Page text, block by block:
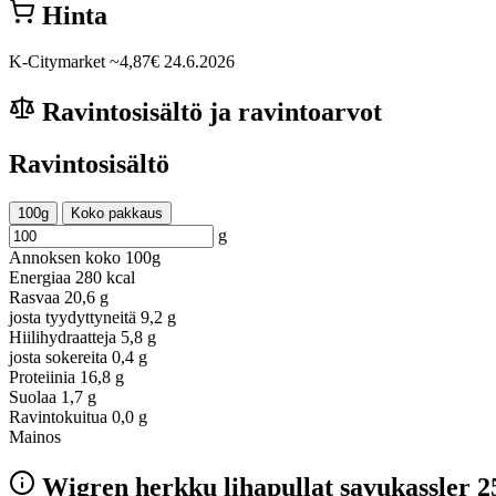
Hinta
K-Citymarket ~4,87€ 24.6.2026
Ravintosisältö ja ravintoarvot
Ravintosisältö
100g Koko pakkaus
g
Annoksen koko 100g
Energiaa 280 kcal
Rasvaa 20,6 g
josta tyydyttyneitä 9,2 g
Hiilihydraatteja 5,8 g
josta sokereita 0,4 g
Proteiinia 16,8 g
Suolaa 1,7 g
Ravintokuitua 0,0 g
Mainos
Wigren herkku lihapullat savukassler